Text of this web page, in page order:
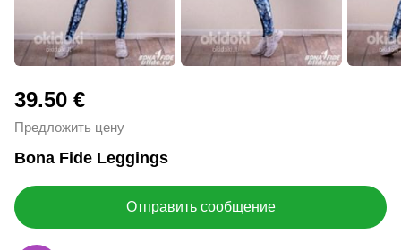
39.50 €
Предложить цену
Bona Fide Leggings
Отправить сообщение